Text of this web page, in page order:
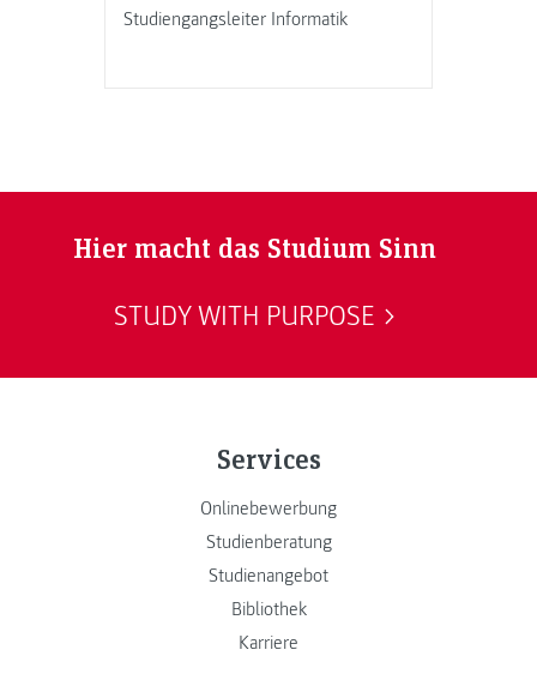
Studiengangsleiter Informatik
Hier macht das Studium Sinn
STUDY WITH PURPOSE
Services
Onlinebewerbung
Studienberatung
Studienangebot
Bibliothek
Karriere